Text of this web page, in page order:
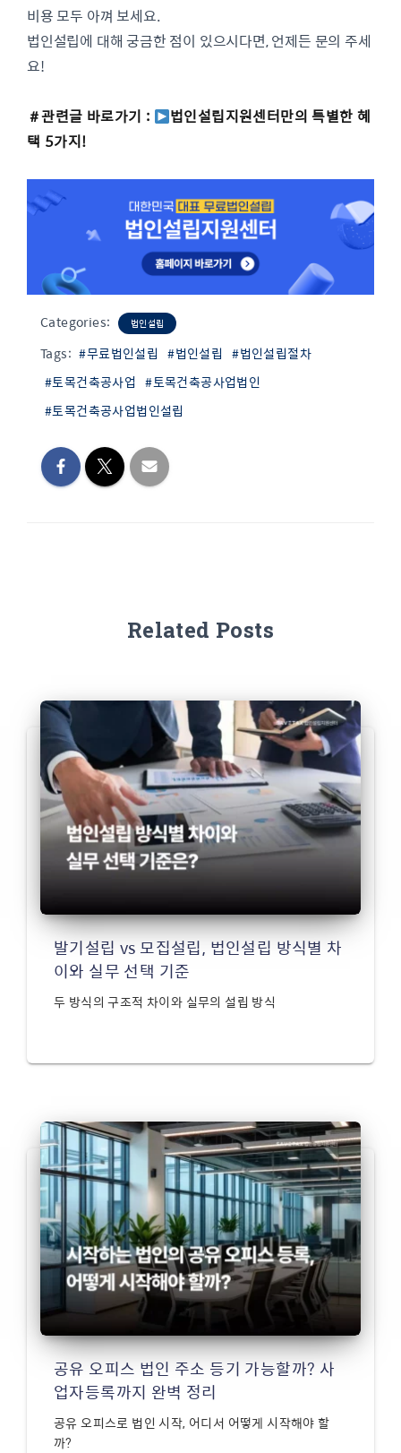
비용 모두 아껴 보세요.
법인설립에 대해 궁금한 점이 있으시다면, 언제든 문의 주세
요!
＃관련글 바로가기 :
법인설립지원센터만의 특별한 혜
택 5가지!
Categories: 법인설립
Tags: #무료법인설립 #법인설립 #법인설립절차
#토목건축공사업 #토목건축공사업법인
#토목건축공사업법인설립
Related Posts
발기설립 vs 모집설립, 법인설립 방식별 차
이와 실무 선택 기준
두 방식의 구조적 차이와 실무의 설립 방식
공유 오피스 법인 주소 등기 가능할까? 사
업자등록까지 완벽 정리
공유 오피스로 법인 시작, 어디서 어떻게 시작해야 할
까?